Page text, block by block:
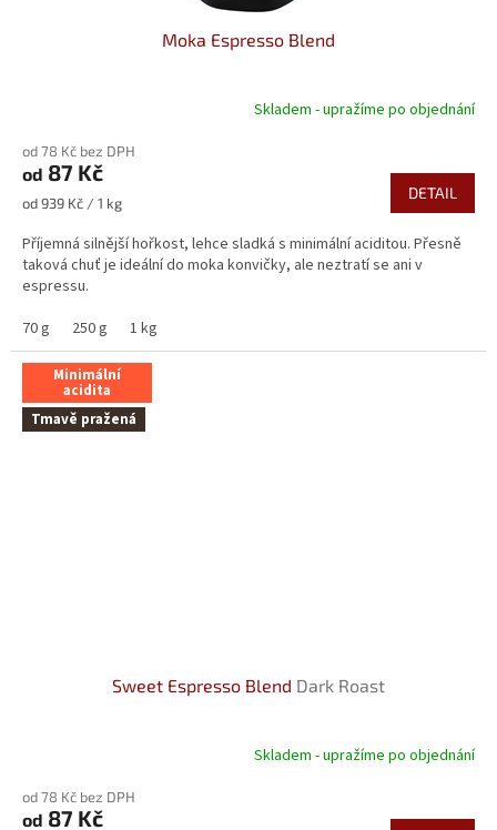
Moka Espresso Blend
produktu
je
5,0
5
hvězdiček.
Skladem - upražíme po objednání
od 78 Kč bez DPH
od 87 Kč
Měrná
od 939 Kč / 1 kg
DETAIL
Příjemná silnější hořkost, lehce sladká s minimální aciditou. Přesně
taková chuť je ideální do moka konvičky, ale neztratí se ani v
espressu.
70 g
250 g 1 kg
Minimální
acidita
Tmavě pražená
Sweet Espresso Blend Dark Roast
Skladem - upražíme po objednání
od 78 Kč bez DPH
od 87 Kč